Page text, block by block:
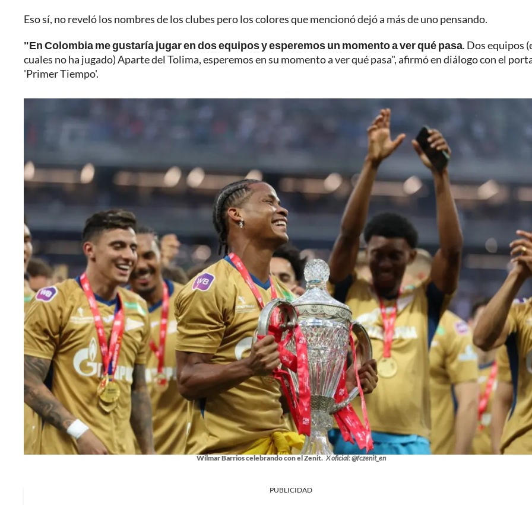
Eso sí, no reveló los nombres de los clubes pero los colores que mencionó dejó a más de uno pensando.
"En Colombia me gustaría jugar en dos equipos y esperemos un momento a ver qué pasa. Dos equipos
cuales no ha jugado) Aparte del Tolima, esperemos en su momento a ver qué pasa", afirmó en diálogo con el
'Primer Tiempo'.
Wilmar Barrios celebrando con el Zenit. X oficial: @fczenit_en
PUBLICIDAD